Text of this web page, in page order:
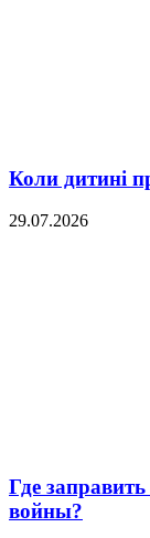
Коли дитині
29.07.2026
Где
войны?